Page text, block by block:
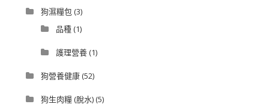
狗濕糧包(3)
品種(1)
護理營養(1)
狗營養健康(52)
狗生肉糧 (脫水)(5)